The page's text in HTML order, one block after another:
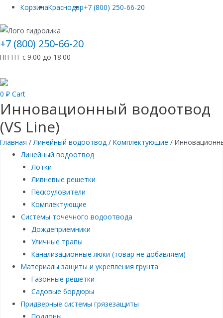
КорзинаКраснодар+7 (800) 250-66-20
+7 (800) 250-66-20
ПН-ПТ с 9.00 до 18.00
0 ₽ Cart
Инновационный водоотвод
(VS Line)
Главная /Линейный водоотвод / Комплектующие /
Линейный водоотвод
Лотки
Ливневые решетки
Пескоуловители
Комплектующие
Системы точечного водоотвода
Дождеприемники
Уличные трапы
Канализационные люки (товар не добавляем)
Материалы защиты и укрепления грунта
Газонные решетки
Садовые бордюры
Придверные системы грязезащиты